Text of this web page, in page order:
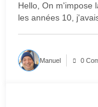
Hello, On m'impose
les années 10,
Manuel 0